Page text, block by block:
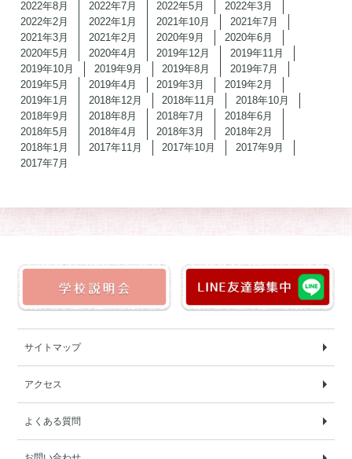
2022年8月
2022年7月 2022年5月
2022年3月
2022年2月
2022年1月 2021年10月
2021年7月
2021年3月
2021年2月 2020年9月
2020年6月
2020年5月
2020年4月 2019年12月
2019年11月
2019年10月
2019年9月 2019年8月
2019年7月
2019年5月
2019年4月 2019年3月
2019年2月
2019年1月
2018年12月 2018年11月
2018年10月
2018年9月
2018年8月 2018年7月
2018年6月
2018年5月
2018年4月 2018年3月
2018年2月
2018年1月
2017年11月 2017年10月
2017年9月
2017年7月
サイトマップ
アクセス
よくある質問